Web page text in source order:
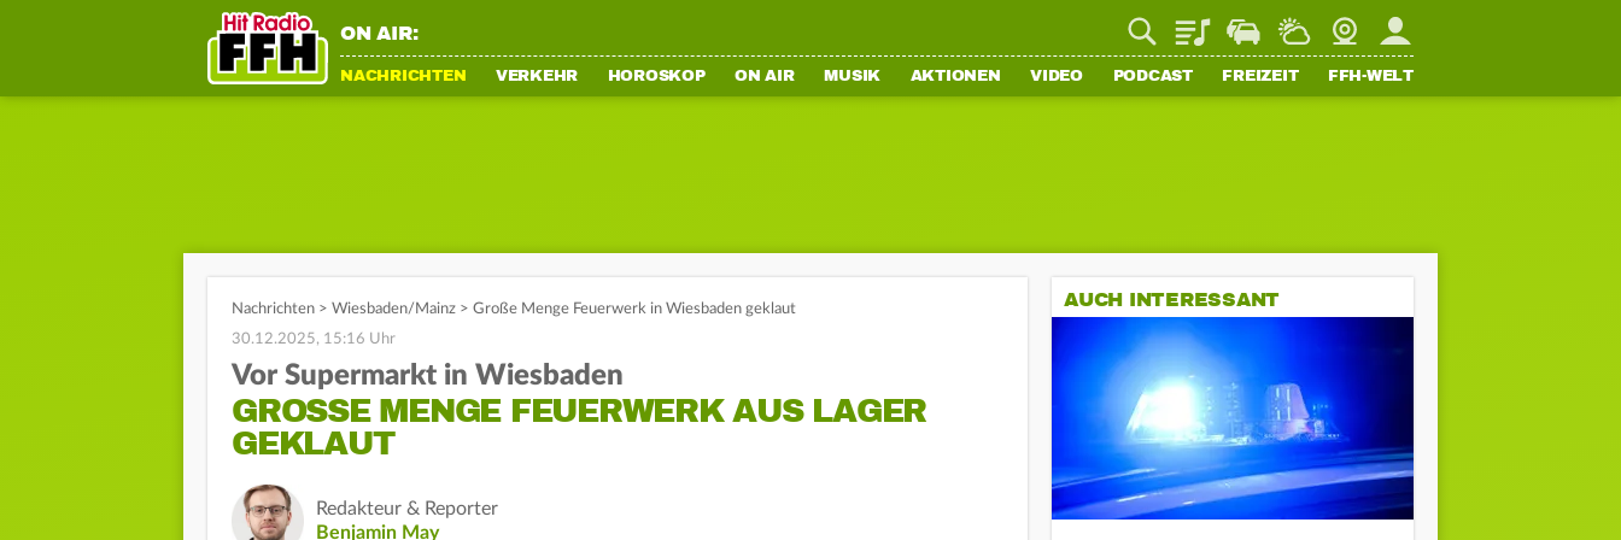
ON AIR: PlaylistStaupilotWetterWebcamMein FFH
NACHRICHTEN VERKEHR HOROSKOP ON AIR MUSIK AKTIONEN VIDEO PODCAST FREIZEIT FFH-WELT
Nachrichten > Wiesbaden/Mainz > Große Menge Feuerwerk in Wiesbaden geklaut
30.12.2025, 15:16 Uhr
Vor Supermarkt in Wiesbaden
GROSSE MENGE FEUERWERK AUS LAGER G
EKLAUT
Redakteur & Reporter
Benjamin May
AUCH INTERESSANT